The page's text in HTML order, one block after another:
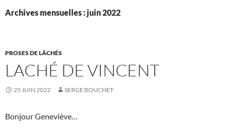
Archives mensuelles : juin 2022
PROSES DE LÂCHÉS
LACHÉ DE VINCENT
25 JUIN 2022 SERGE BOUCHET
Bonjour Geneviève…